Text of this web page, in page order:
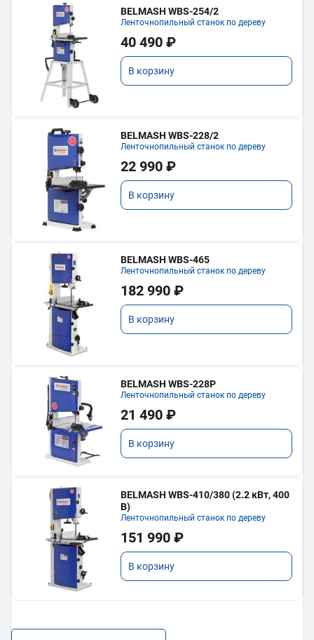
BELMASH WBS-254/2
Ленточнопильный станок по дереву
40 490 ₽
В корзину
BELMASH WBS-228/2
Ленточнопильный станок по дереву
22 990 ₽
В корзину
BELMASH WBS-465
Ленточнопильный станок по дереву
182 990 ₽
В корзину
BELMASH WBS-228P
Ленточнопильный станок по дереву
21 490 ₽
В корзину
BELMASH WBS-410/380 (2.2 кВт, 400
В)
Ленточнопильный станок по дереву
151 990 ₽
В корзину